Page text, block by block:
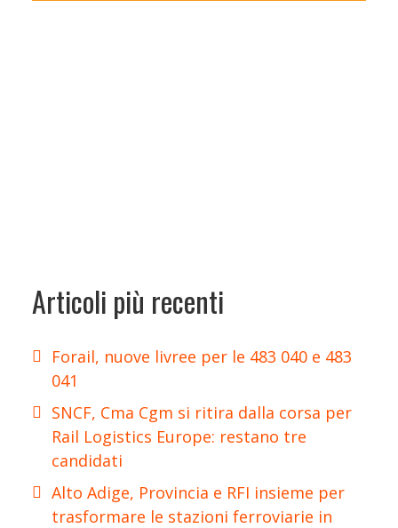
Articoli più recenti
Forail, nuove livree per le 483 040 e 483
041
SNCF, Cma Cgm si ritira dalla corsa per
Rail Logistics Europe: restano tre
candidati
Alto Adige, Provincia e RFI insieme per
trasformare le stazioni ferroviarie in